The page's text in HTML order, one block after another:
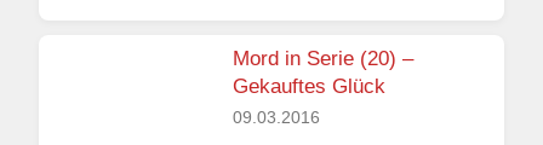
Mord in Serie (20) –
Gekauftes Glück
09.03.2016